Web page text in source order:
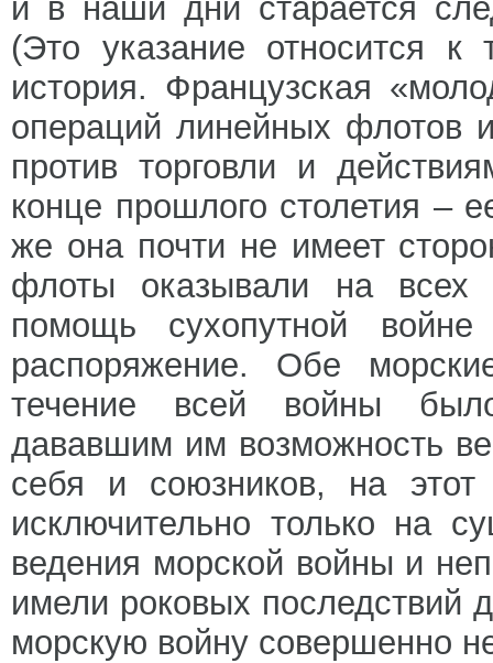
и в наши дни старается
(Это указание относится к
история. Французская
операций линейных флотов
против торговли и
конце прошлого столетия –
же она почти не имеет
флоты оказывали на всех
помощь сухопутной
распоряжение. Обе
течение всей войны
дававшим им возможность
себя и союзников, на этот
исключительно только на
ведения морской войны и
имели роковых последствий
морскую войну совершенно